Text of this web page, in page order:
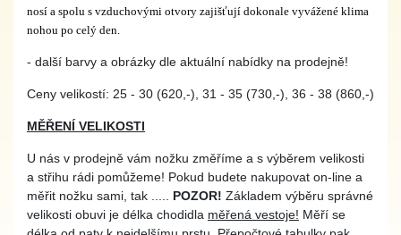
nosí a spolu s vzduchovými otvory zajišťují dokonale vyvážené klima
nohou po celý den.
- další barvy a obrázky dle aktuální nabídky na prodejně!
Ceny velikostí: 25 - 30 (620,-), 31 - 35 (730,-), 36 - 38 (860,-)
MĚŘENÍ VELIKOSTI
U nás v prodejně vám nožku změříme a s výběrem velikosti
a střihu rádi pomůžeme! Pokud budete nakupovat on-line a
měřit nožku sami, tak ..... POZOR! Základem výběru správné
velikosti obuvi je délka chodidla měřená vestoje! Měří se